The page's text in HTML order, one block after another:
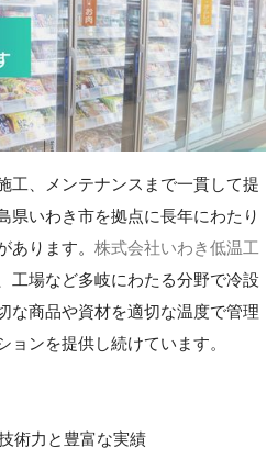
工、メンテナンスまで一貫して提
県いわき市を拠点に長年にわたり
あります。株式会社いわき低温工
工場など多岐にわたる分野で冷設
な商品や資材を適切な温度で管理
ンを提供し続けています。
術力と豊富な実績